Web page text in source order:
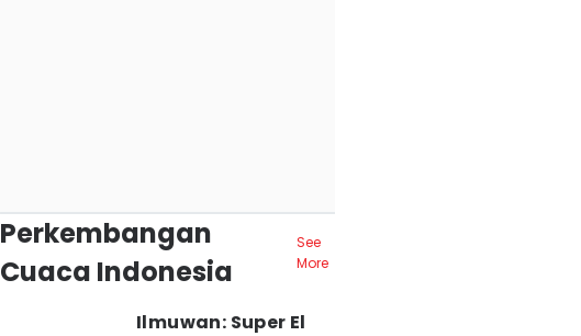
Perkembangan
Cuaca Indonesia
See
More
Ilmuwan: Super El